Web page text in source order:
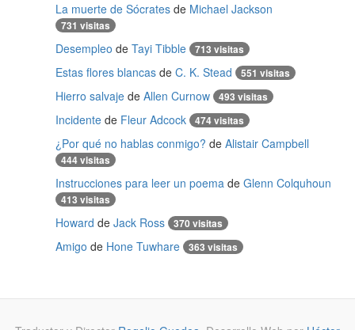
La muerte de Sócrates de Michael Jackson
731 visitas
Desempleo de Tayi Tibble 713 visitas
Estas flores blancas de C. K. Stead 551 visitas
Hierro salvaje de Allen Curnow 493 visitas
Incidente de Fleur Adcock 474 visitas
¿Por qué no hablas conmigo? de Alistair Campbell
444 visitas
Instrucciones para leer un poema de Glenn Colquhoun
413 visitas
Howard de Jack Ross 370 visitas
Amigo de Hone Tuwhare 363 visitas